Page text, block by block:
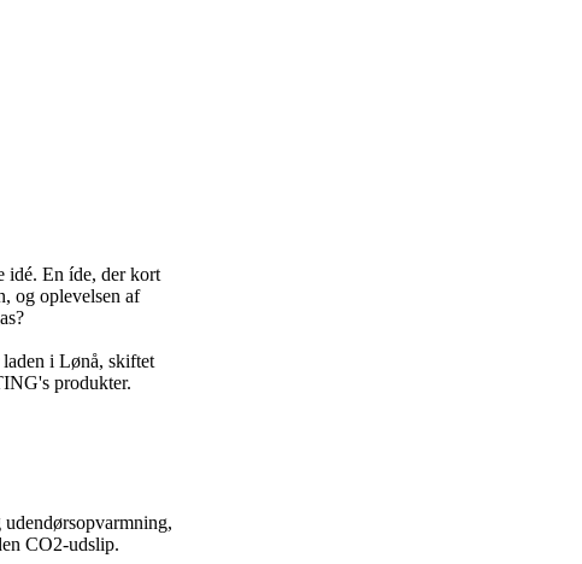
idé. En íde, der kort
og oplevelsen af
i Lønå, skiftet
produkter.
CO2-udslip.